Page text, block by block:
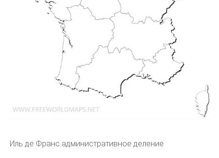
Иль де Франс административное деление